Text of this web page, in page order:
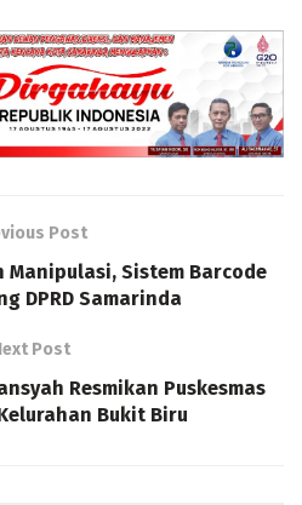
Post
Sistem Barcode
DPRD Samarinda
Post
Resmikan Puskesmas
Bukit Biru